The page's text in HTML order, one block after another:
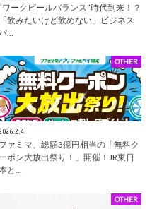
“ワークビールバランス”時代到来！？
「飲みたいけど飲めない」ビジネス
…
OTHER
ファミマ、総額3億円相当の「無料ク
ーポン大放出祭り！」開催！JR東日
と…
OTHER